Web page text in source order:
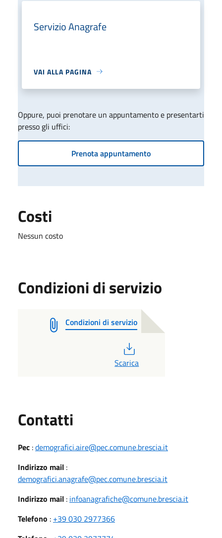
Servizio Anagrafe
VAI ALLA PAGINA
Oppure, puoi prenotare un appuntamento e presentarti
presso gli uffici:
Prenota appuntamento
Costi
Nessun costo
Condizioni di servizio
Condizioni di servizio
Scarica
Contatti
Pec :demografici.aire@pec.comune.brescia.it
Indirizzo mail :
demografici.anagrafe@pec.comune.brescia.it
Indirizzo mail : infoanagrafiche@comune.brescia.it
Telefono : +39 030 2977366